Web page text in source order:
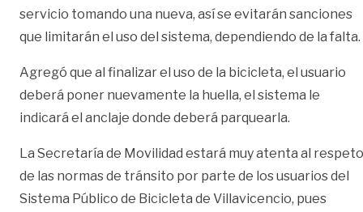
servicio tomando una nueva, así se evitarán sanciones
que limitarán el uso del sistema, dependiendo de la falta.
Agregó que al finalizar el uso de la bicicleta, el usuario
deberá poner nuevamente la huella, el sistema le
indicará el anclaje donde deberá parquearla.
La Secretaría de Movilidad estará muy atenta al respeto
de las normas de tránsito por parte de los usuarios del
Sistema Público de Bicicleta de Villavicencio, pues